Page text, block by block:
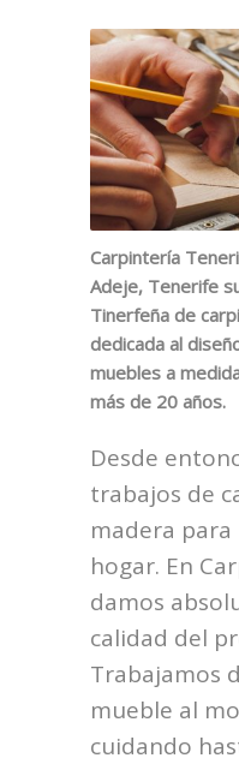
Carpintería
Adeje, Tenerife
Tinerfeña de
dedicada al
muebles a
más de 20 años.
Desde
trabajos de
madera
hogar. En
damos
calidad del
Trabajamos
mueble al
cuidando